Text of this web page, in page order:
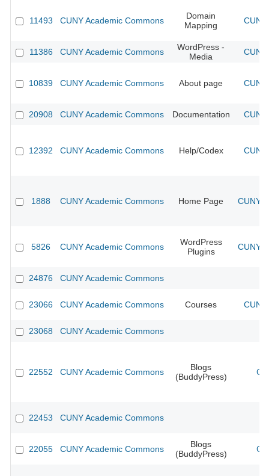
11493 CUNY Academic Commons
Domain
Mapping
11386 CUNY Academic Commons
WordPress -
Media
10839 CUNY Academic Commons About page
20908 CUNY Academic Commons Documentation
12392 CUNY Academic Commons Help/Codex
1888 CUNY Academic Commons Home Page CUNY
5826 CUNY Academic Commons
WordPress
Plugins
CUNY
24876 CUNY Academic Commons
23066 CUNY Academic Commons Courses
23068 CUNY Academic Commons
22552 CUNY Academic Commons
Blogs
(BuddyPress)
22453 CUNY Academic Commons
22055 CUNY Academic Commons
Blogs
(BuddyPress)